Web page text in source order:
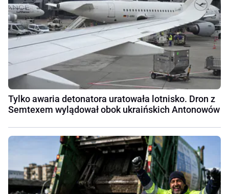
Tylko awaria detonatora uratowała lotnisko. Dron z
Semtexem wylądował obok ukraińskich Antonowów